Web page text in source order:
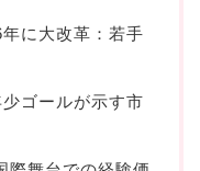
に大改革：若手
ゴールが示す市